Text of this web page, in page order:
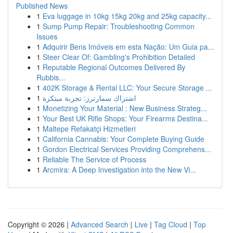
Published News
1 Eva luggage in 10kg 15kg 20kg and 25kg capacity...
1 Sump Pump Repair: Troubleshooting Common
Issues
1 Adquirir Bens Imóveis em esta Nação: Um Guia pa...
1 Steer Clear Of: Gambling's Prohibition Detailed
1 Reputable Regional Outcomes Delivered By
Rubbis...
1 402K Storage & Rental LLC: Your Secure Storage ...
1 اشتراك سمارترز: تجربة مبتكرة
1 Monetizing Your Material : New Business Strateg...
1 Your Best UK Rifle Shops: Your Firearms Destina...
1 Maltepe Refakatçi Hizmetleri
1 California Cannabis: Your Complete Buying Guide
1 Gordon Electrical Services Providing Comprehens...
1 Reliable The Service of Process
1 Arcmira: A Deep Investigation into the New Vi...
Copyright © 2026 | Advanced Search | Live | Tag Cloud | Top